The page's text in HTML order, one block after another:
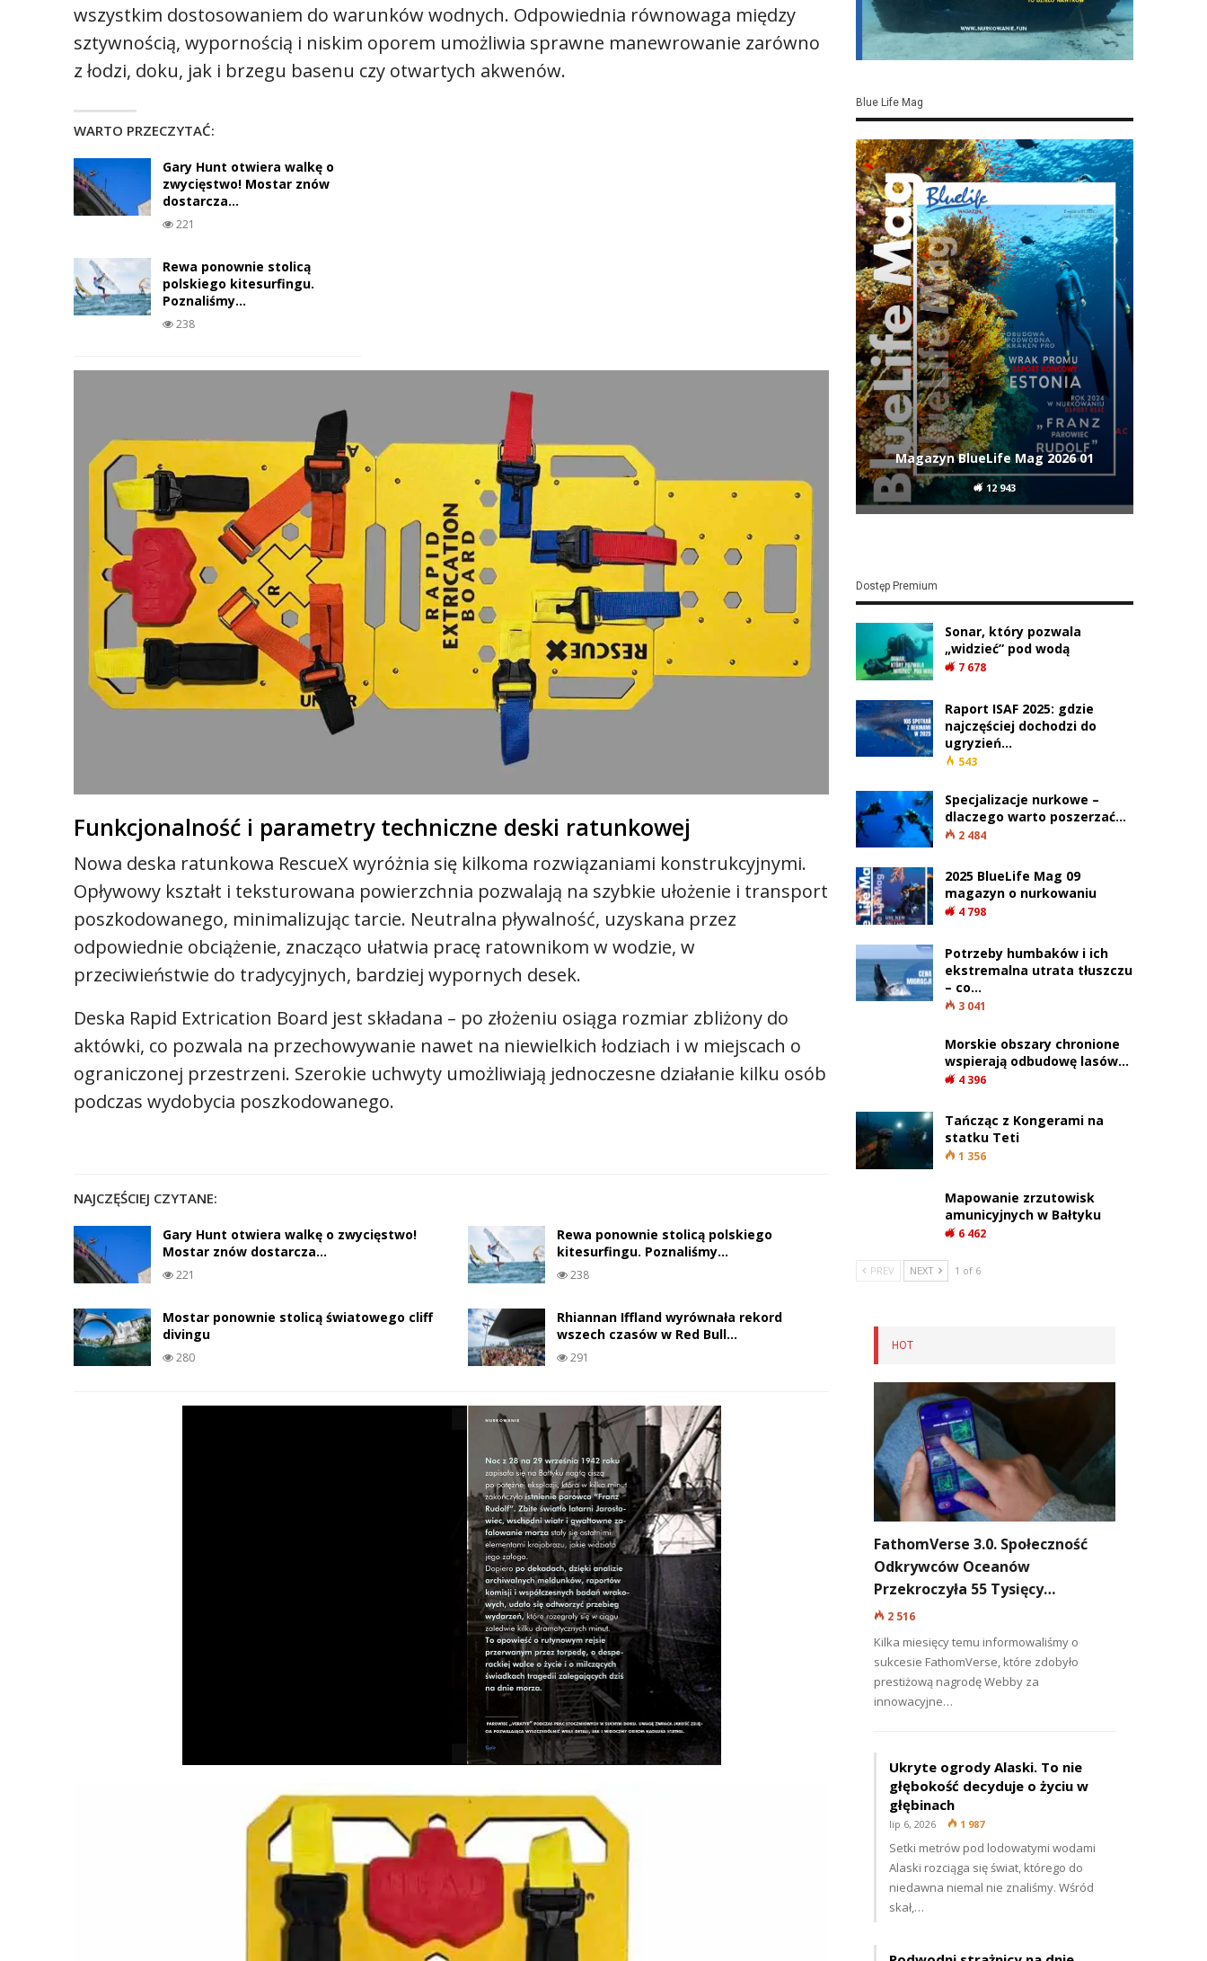
wszystkim dostosowaniem do warunków wodnych. Odpowiednia równowaga między
sztywnością, wypornością i niskim oporem umożliwia sprawne manewrowanie zarówno
z łodzi, doku, jak i brzegu basenu czy otwartych akwenów.
WARTO PRZECZYTAĆ:
Gary Hunt otwiera walkę o
zwycięstwo! Mostar znów
dostarcza…
221
Rewa ponownie stolicą
polskiego kitesurfingu.
Poznaliśmy…
238
Funkcjonalność i parametry techniczne deski ratunkowej
Nowa deska ratunkowa RescueX wyróżnia się kilkoma rozwiązaniami konstrukcyjnymi.
Opływowy kształt i teksturowana powierzchnia pozwalają na szybkie ułożenie i transport
poszkodowanego, minimalizując tarcie. Neutralna pływalność, uzyskana przez
odpowiednie obciążenie, znacząco ułatwia pracę ratownikom w wodzie, w
przeciwieństwie do tradycyjnych, bardziej wypornych desek.
Deska Rapid Extrication Board jest składana – po złożeniu osiąga rozmiar zbliżony do
aktówki, co pozwala na przechowywanie nawet na niewielkich łodziach i w miejscach o
ograniczonej przestrzeni. Szerokie uchwyty umożliwiają jednoczesne działanie kilku osób
podczas wydobycia poszkodowanego.
NAJCZĘŚCIEJ CZYTANE:
Gary Hunt otwiera walkę o zwycięstwo!
Mostar znów dostarcza…
221
Rewa ponownie stolicą polskiego
kitesurfingu. Poznaliśmy…
238
Mostar ponownie stolicą światowego cliff
divingu
280
Rhiannan Iffland wyrównała rekord
wszech czasów w Red Bull…
291
Blue Life Mag
Magazyn BlueLife Mag 2026 01
12 943
Dostęp Premium
Sonar, który pozwala
„widzieć” pod wodą
7 678
Raport ISAF 2025: gdzie
najczęściej dochodzi do
ugryzień…
543
Specjalizacje nurkowe –
dlaczego warto poszerzać…
2 484
2025 BlueLife Mag 09
magazyn o nurkowaniu
4 798
Potrzeby humbaków i ich
ekstremalna utrata tłuszczu
– co…
3 041
Morskie obszary chronione
wspierają odbudowę lasów…
4 396
Tańcząc z Kongerami na
statku Teti
1 356
Mapowanie zrzutowisk
amunicyjnych w Bałtyku
6 462
PREV NEXT 1 of 6
HOT
FathomVerse 3.0. Społeczność
Odkrywców Oceanów
Przekroczyła 55 Tysięcy…
2 516
Kilka miesięcy temu informowaliśmy o
sukcesie FathomVerse, które zdobyło
prestiżową nagrodę Webby za
innowacyjne…
Ukryte ogrody Alaski. To nie
głębokość decyduje o życiu w
głębinach
lip 6, 2026 1 987
Setki metrów pod lodowatymi wodami
Alaski rozciąga się świat, którego do
niedawna niemal nie znaliśmy. Wśród
skał,…